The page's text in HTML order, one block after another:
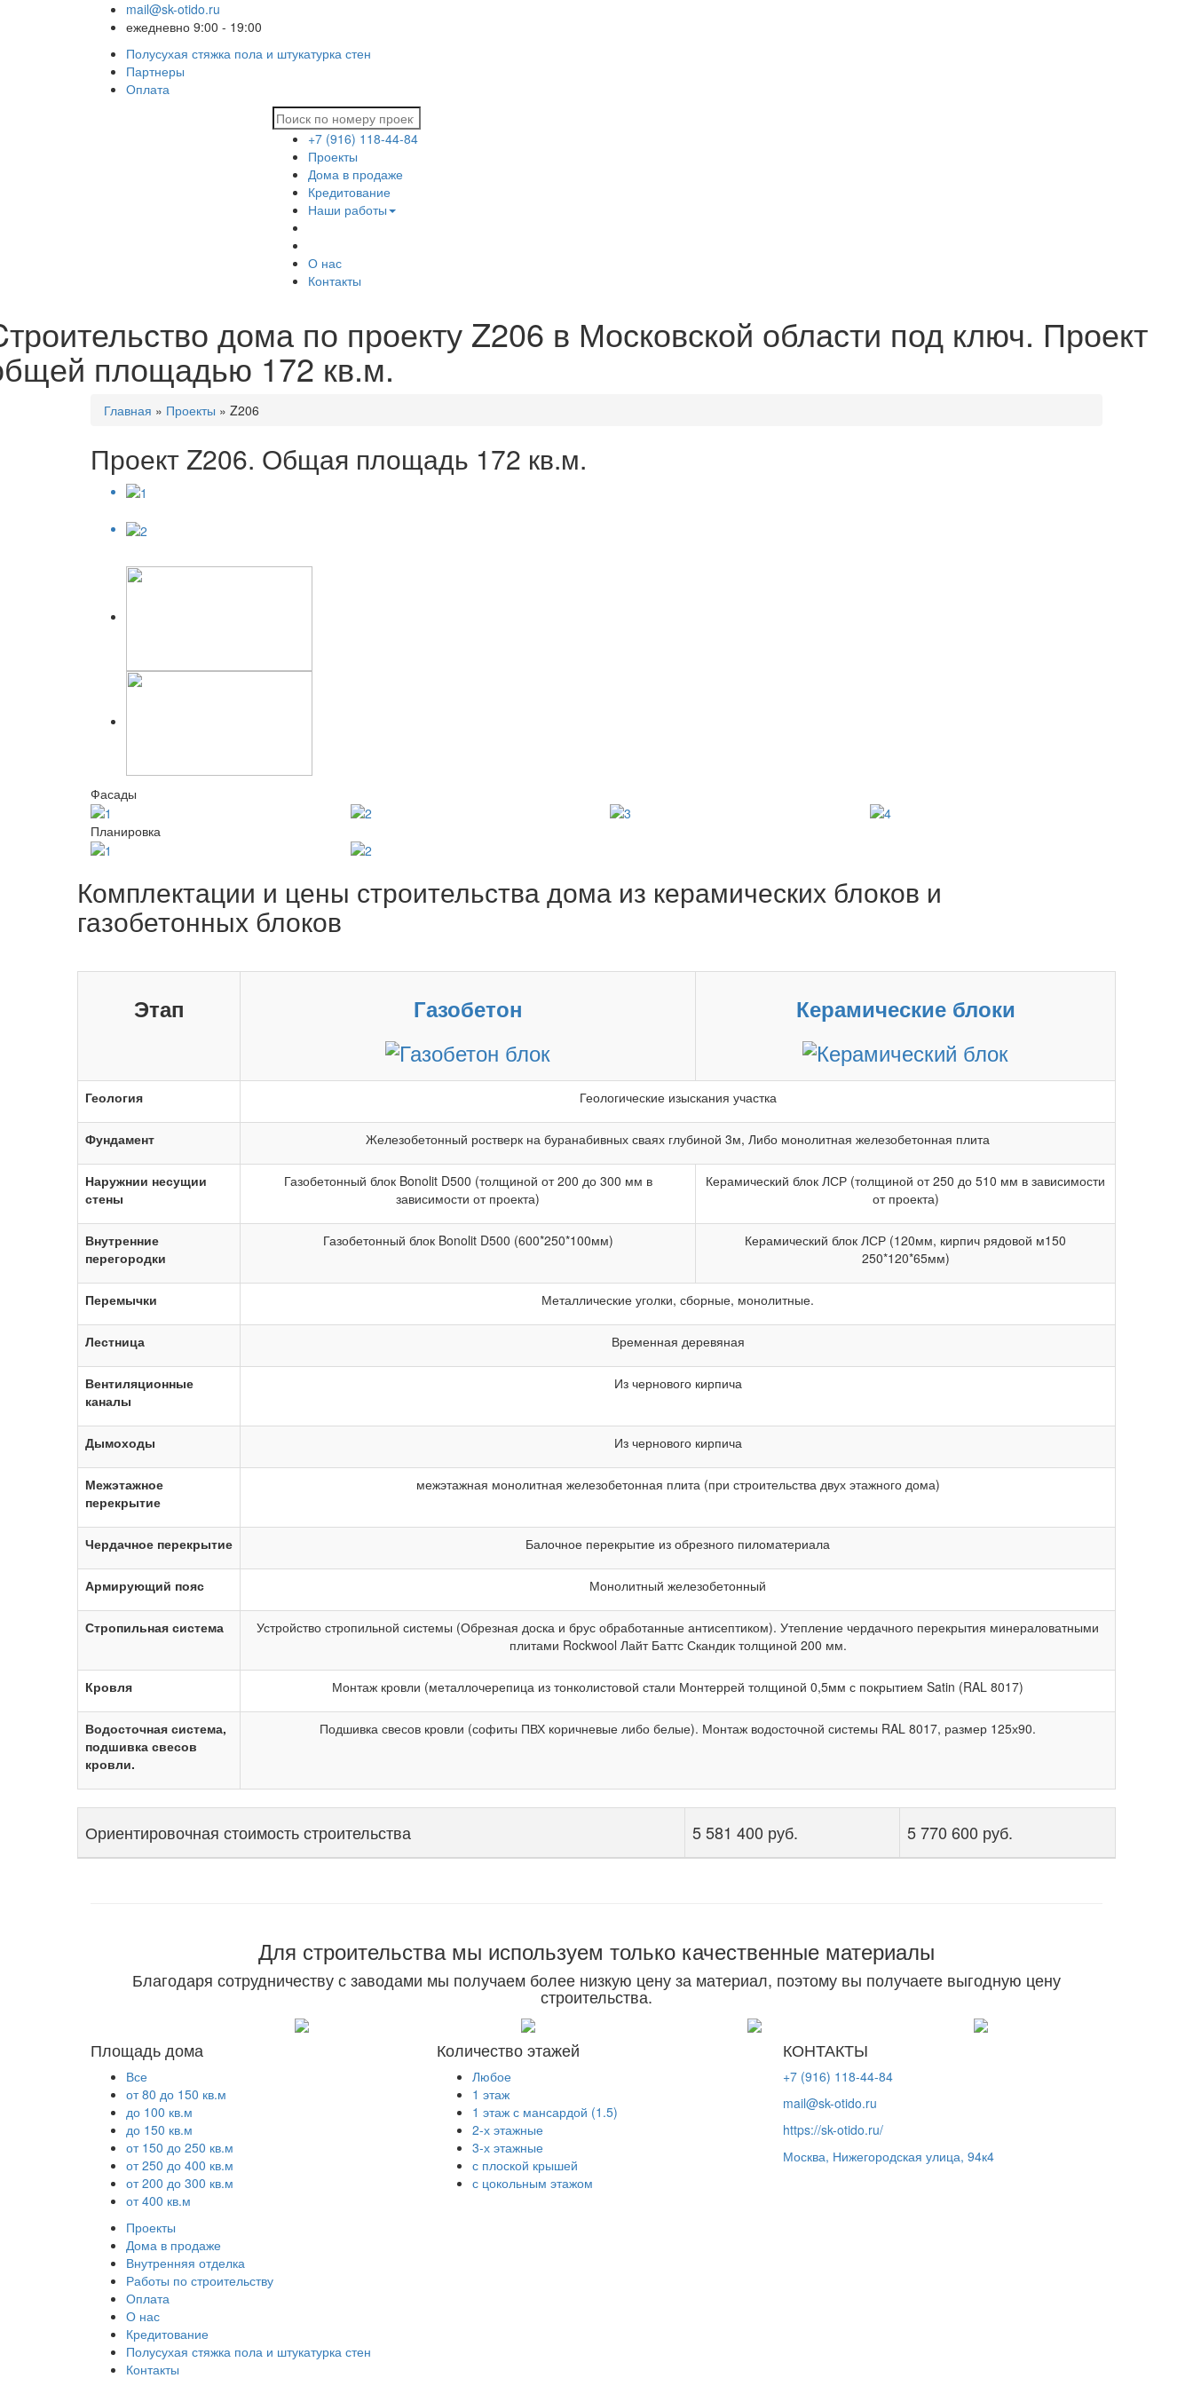
mail@sk-otido.ru
ежедневно 9:00 - 19:00
Полусухая стяжка пола и штукатурка стен
Партнеры
Оплата
+7 (916) 118-44-84
Проекты
Дома в продаже
Кредитование
Наши работы
О нас
Контакты
дома по проекту Z206 в Московской области под ключ. Проект
площадью 172 кв.м.
Главная » Проекты » Z206
Проект Z206. Общая площадь 172 кв.м.
Фасады
Планировка
Комплектации и цены строительства дома из керамических блоков и
газобетонных блоков
Этап Газобетон Керамические блоки
Геология Геологические изыскания участка
Фундамент Железобетонный ростверк на буранабивных сваях глубиной 3м, Либо монолитная железобетонная плита
Наружнии несущии
стены
Газобетонный блок Bonolit D500 (толщиной от 200 до 300 мм в
зависимости от проекта)
Керамический блок ЛСР (толщиной от 250 до 510 мм в зависимости
от проекта)
Внутренние
перегородки
Газобетонный блок Bonolit D500 (600*250*100мм)
Керамический блок ЛСР (120мм, кирпич рядовой м150
250*120*65мм)
Перемычки Металлические уголки, сборные, монолитные.
Лестница Временная деревяная
Вентиляционные
каналы
Из чернового кирпича
Дымоходы Из чернового кирпича
Межэтажное
перекрытие
межэтажная монолитная железобетонная плита (при строительства двух этажного дома)
Чердачное перекрытие Балочное перекрытие из обрезного пиломатериала
Армирующий пояс Монолитный железобетонный
Стропильная система
Устройство стропильной системы (Обрезная доска и брус обработанные антисептиком). Утепление чердачного перекрытия минераловатными
плитами Rockwool Лайт Баттс Скандик толщиной 200 мм.
Кровля Монтаж кровли (металлочерепица из тонколистовой стали Монтеррей толщиной 0,5мм с покрытием Satin (RAL 8017)
Водосточная система,
подшивка свесов
кровли.
Подшивка свесов кровли (софиты ПВХ коричневые либо белые). Монтаж водосточной системы RAL 8017, размер 125х90.
Ориентировочная стоимость строительства 5 581 400 руб. 5 770 600 руб.
Для строительства мы используем только качественные материалы
Благодаря сотрудничеству с заводами мы получаем более низкую цену за материал, поэтому вы получаете выгодную цену
строительства.
Площадь дома
Все
от 80 до 150 кв.м
до 100 кв.м
до 150 кв.м
от 150 до 250 кв.м
от 250 до 400 кв.м
от 200 до 300 кв.м
от 400 кв.м
Количество этажей
Любое
1 этаж
1 этаж с мансардой (1.5)
2-х этажные
3-х этажные
с плоской крышей
с цокольным этажом
КОНТАКТЫ
+7 (916) 118-44-84
mail@sk-otido.ru
https://sk-otido.ru/
Москва, Нижегородская улица, 94к4
Проекты
Дома в продаже
Внутренняя отделка
Работы по строительству
Оплата
О нас
Кредитование
Полусухая стяжка пола и штукатурка стен
Контакты